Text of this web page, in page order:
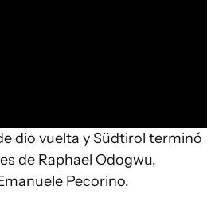
dio vuelta y Südtirol terminó
de Raphael Odogwu,
Pecorino.